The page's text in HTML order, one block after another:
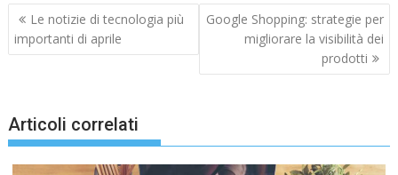
Navigazione
articoli
Le notizie di tecnologia più
importanti di aprile
Google Shopping: strategie per
migliorare la visibilità dei
prodotti
Articoli correlati